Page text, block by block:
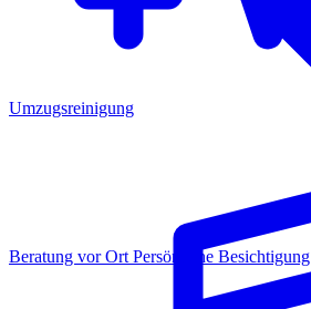
Beratung vor OrtPersönliche Besichtigung
Umzugsreinigung